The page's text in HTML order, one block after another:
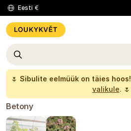
Eesti €
🌷 Sibulite eelmüük on täies hoos!
valikule. 🌷
Betony